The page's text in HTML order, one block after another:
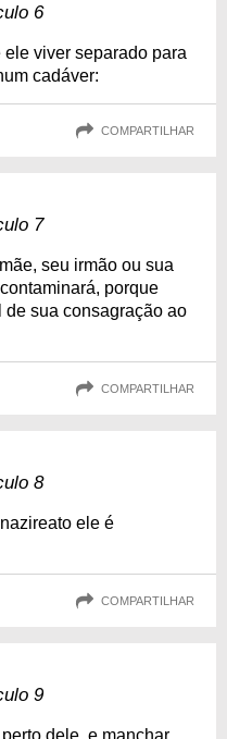
6
viver separado para
cadáver:
COMPARTILHAR
7
seu irmão ou sua
porque
de sua consagração ao
COMPARTILHAR
8
ele é
COMPARTILHAR
9
dele, e manchar